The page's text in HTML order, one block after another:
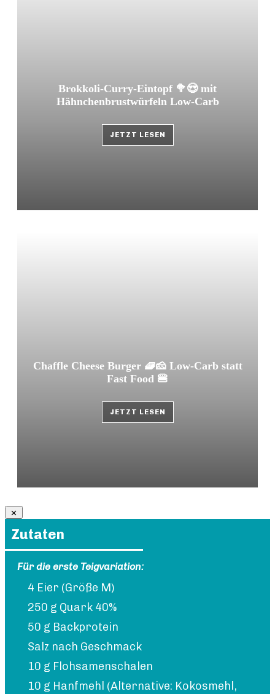
Brokkoli-Curry-Eintopf 🥦😍 mit
Hähnchenbrustwürfeln Low-Carb
JETZT LESEN
Chaffle Cheese Burger 🧇🧀 Low-Carb statt
Fast Food 🍔
JETZT LESEN
Zutaten
Für die erste Teigvariation:
4 Eier (Größe M)
250 g Quark 40%
50 g Backprotein
Salz nach Geschmack
10 g Flohsamenschalen
10 g Hanfmehl (Alternative: Kokosmehl,